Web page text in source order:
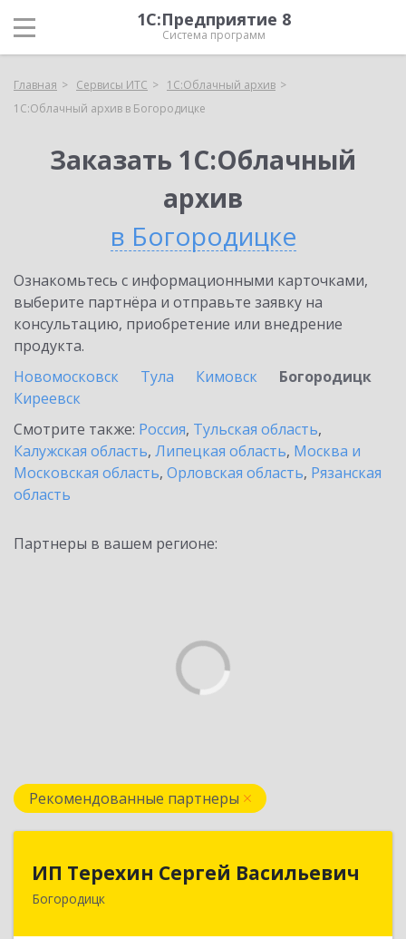
1С:Предприятие 8
Система программ
Главная Сервисы ИТС
1С:Облачный архив
1С:Облачный архив в Богородицке
Заказать 1С:Облачный
архив
в Богородицке
Ознакомьтесь с информационными карточками,
выберите партнёра и отправьте заявку на
консультацию, приобретение или внедрение
продукта.
Новомосковск
Тула Кимовск
Богородицк
Киреевск
Смотрите также: Россия, Тульская область,
Калужская область, Липецкая область, Москва и
Московская область, Орловская область, Рязанская
область
Партнеры в вашем регионе:
Рекомендованные партнеры
ИП Терехин Сергей Васильевич
Богородицк
ИП Терехин Сергей Васильевич
301831, Тульская обл, Богородицкий р-н,